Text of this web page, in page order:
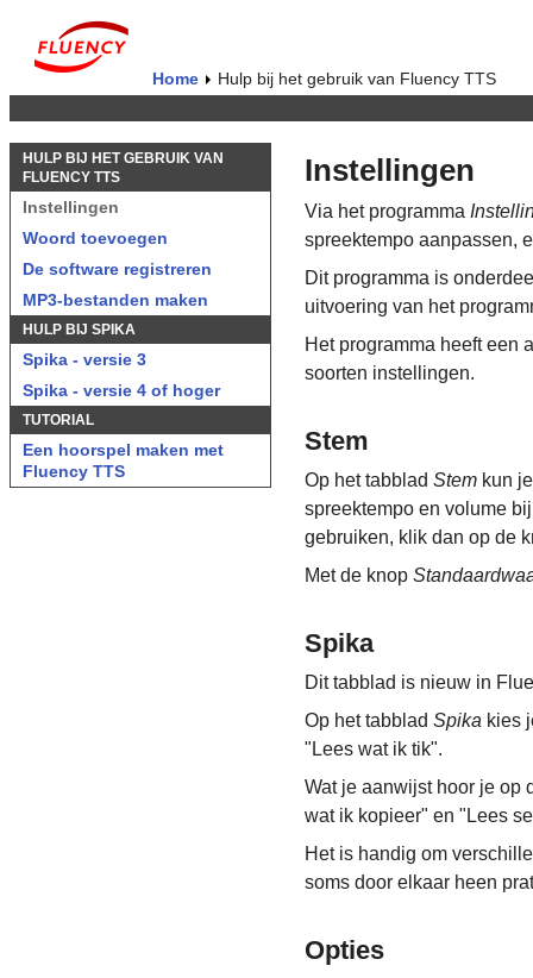
Home Hulp bij het gebruik van Fluency TTS
HULP BIJ HET GEBRUIK VAN
FLUENCY TTS
Instellingen
Woord toevoegen
De software registreren
MP3-bestanden maken
HULP BIJ SPIKA
Spika - versie 3
Spika - versie 4 of hoger
TUTORIAL
Een hoorspel maken met
Fluency TTS
Instellingen
Via het programma
spreektempo aanpassen,
Dit programma is
uitvoering van het
Het programma heeft een
soorten instellingen.
Stem
Op het tabblad Stem kun
spreektempo en volume
gebruiken, klik dan op de
Met de knop
Spika
Dit tabblad is nieuw in
Op het tabblad Spika kies
"Lees wat ik tik".
Wat je aanwijst hoor je op
wat ik kopieer" en "Lees
Het is handig om
soms door elkaar heen
Opties